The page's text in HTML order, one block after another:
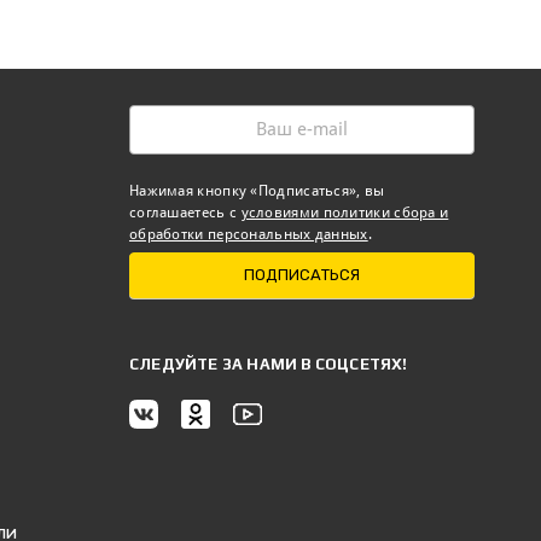
Нажимая кнопку «Подписаться», вы
соглашаетесь с условиями политики сбора и
обработки персональных данных.
ПОДПИСАТЬСЯ
CЛЕДУЙТЕ ЗА НАМИ В СОЦСЕТЯХ!